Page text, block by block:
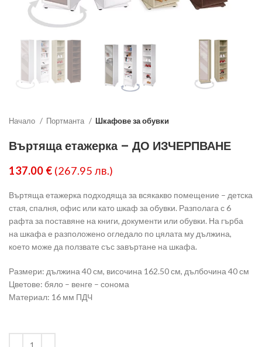
Начало Портманта Шкафове за обувки
Въртяща етажерка – ДО ИЗЧЕРПВАНЕ
137.00 € (267.95 лв.)
Въртяща етажерка подходяща за всякакво помещение – детска
стая, спалня, офис или като шкаф за обувки. Разполага с 6
рафта за поставяне на книги, документи или обувки. На гърба
на шкафа е разположено огледало по цялата му дължина,
което може да ползвате със завъртане на шкафа.
Размери: дължина 40 см, височина 162.50 см, дълбочина 40 см
Цветове: бяло – венге – сонома
Материал: 16 мм ПДЧ